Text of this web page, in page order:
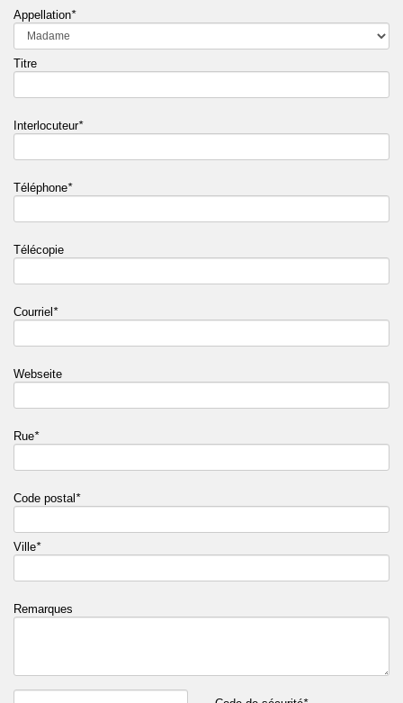
Appellation*
Titre
Interlocuteur*
Téléphone*
Télécopie
Courriel *
Webseite
Rue*
Code postal *
Ville*
Remarques